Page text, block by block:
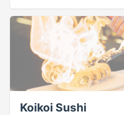
Koikoi Sushi